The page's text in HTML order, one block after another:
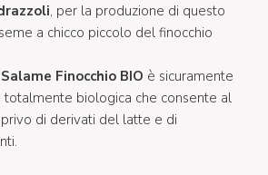
, per la produzione di questo
a chicco piccolo del finocchio
Salame Finocchio BIO è sicuramente
totalmente biologica che consente al
di derivati del latte e di